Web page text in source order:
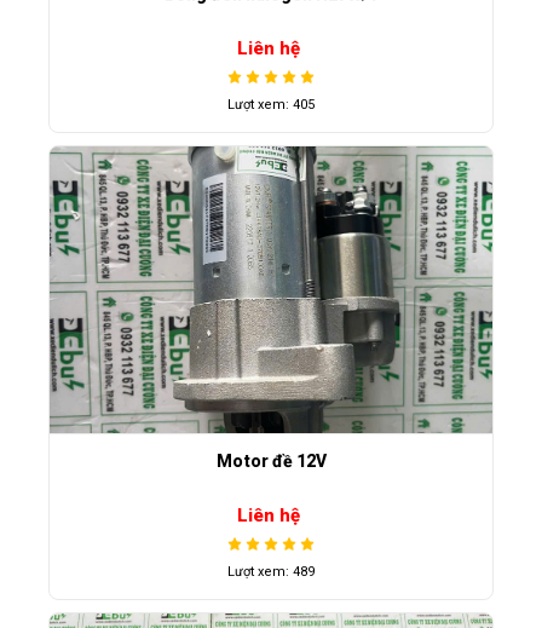
Liên hệ
Lượt xem: 405
Motor đề 12V
Liên hệ
Lượt xem: 489